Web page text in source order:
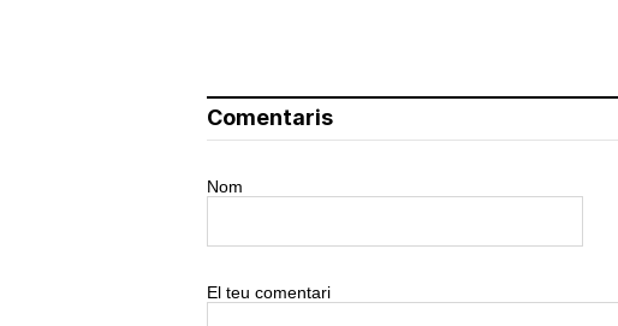
Comentaris
Nom
El teu comentari